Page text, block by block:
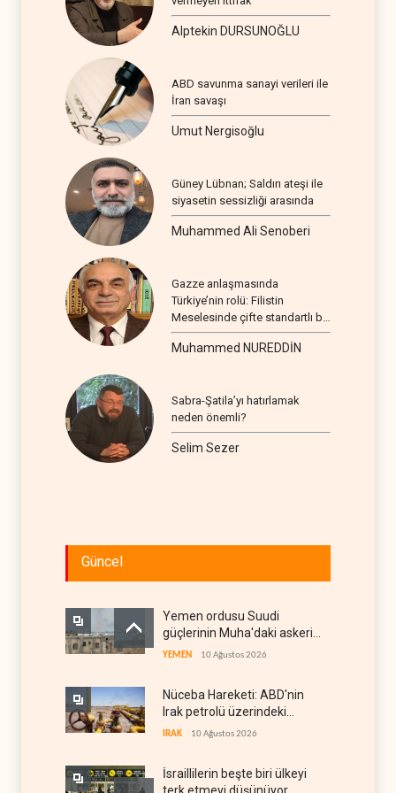
Alptekin DURSUNOĞLU
ABD savunma sanayi verileri ile
İran savaşı
Umut Nergisoğlu
Güney Lübnan; Saldırı ateşi ile
siyasetin sessizliği arasında
Muhammed Ali Senoberi
Gazze anlaşmasında
Türkiye’nin rolü: Filistin
Meselesinde çifte standartlı bir
seyir
Muhammed NUREDDİN
Sabra-Şatila’yı hatırlamak
neden önemli?
Selim Sezer
Güncel
Yemen ordusu Suudi
güçlerinin Muha'daki askeri
depolarını vurdu
YEMEN 10 Ağustos 2026
Nüceba Hareketi: ABD'nin
Irak petrolü üzerindeki
hakimiyeti bitmeli
IRAK 10 Ağustos 2026
İsraillilerin beşte biri ülkeyi
terk etmeyi düşünüyor